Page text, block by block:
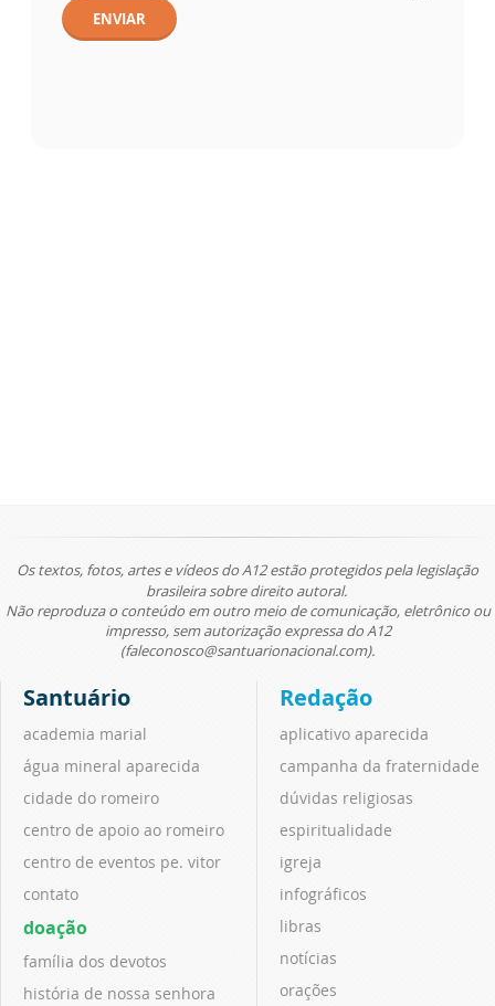
ENVIAR
Os textos, fotos, artes e vídeos do A12 estão protegidos pela legislação
brasileira sobre direito autoral.
Não reproduza o conteúdo em outro meio de comunicação, eletrônico ou
impresso, sem autorização expressa do A12
(faleconosco@santuarionacional.com).
Santuário
academia marial
água mineral aparecida
cidade do romeiro
centro de apoio ao romeiro
centro de eventos pe. vitor
contato
doação
família dos devotos
história de nossa senhora
Redação
aplicativo aparecida
campanha da fraternidade
dúvidas religiosas
espiritualidade
igreja
infográficos
libras
notícias
orações